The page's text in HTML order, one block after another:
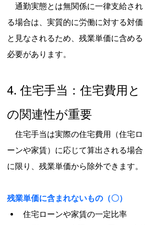
通勤実態とは無関係に一律支給され
る場合は、実質的に労働に対する対価
と見なされるため、残業単価に含める
必要があります。
4. 住宅手当：住宅費用と
の関連性が重要
住宅手当は実際の住宅費用（住宅ロ
ーンや家賃）に応じて算出される場合
に限り、残業単価から除外できます。
残業単価に含まれないもの（〇）
住宅ローンや家賃の一定比率